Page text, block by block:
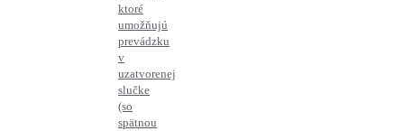
ktoré
umožňujú
prevádzku
v
uzatvorenej
slučke
(so
spätnou